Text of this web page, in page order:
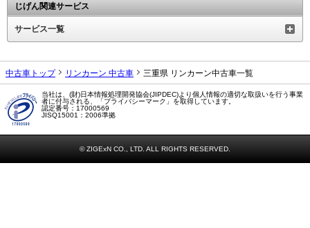
じげん関連サービス
サービス一覧
中古車トップ リンカーン 中古車 三重県 リンカーン中古車一覧
当社は、(財)日本情報処理開発協会(JIPDEC)より個人情報の適切な取扱いを行う事業
者に付与される、「プライバシーマーク」を取得しています。
認定番号：17000569
JISQ15001：2006準拠
© ZIGExN CO., LTD. ALL RIGHTS RESERVED.